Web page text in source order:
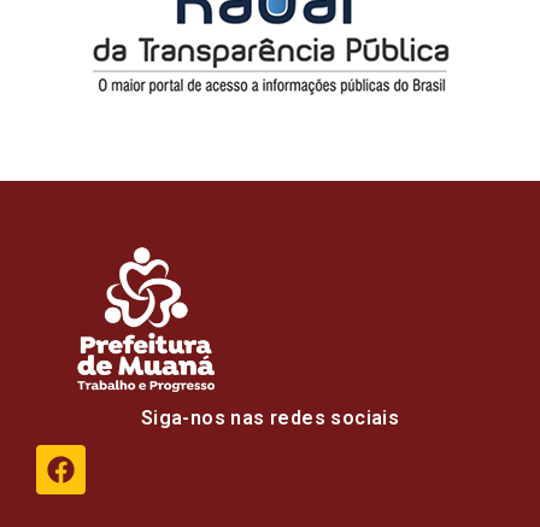
Siga-nos nas redes sociais